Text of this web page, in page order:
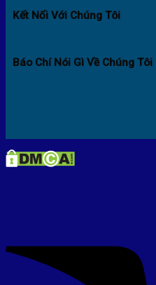
Kết Nối Với Chúng Tôi
Báo Chí Nói Gì Về Chúng Tôi